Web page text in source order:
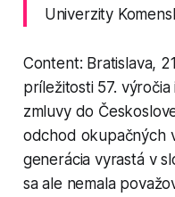
Univerzity
Content: Bratislava,
príležitosti 57.
zmluvy do
odchod okupačných
generácia vyrastá v
sa ale nemala